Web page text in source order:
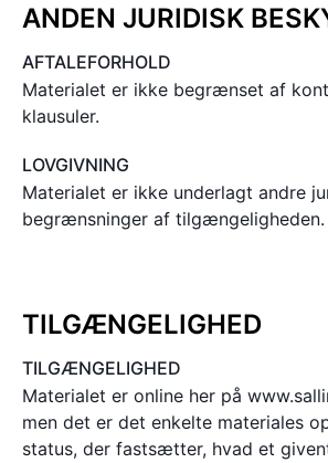
ANDEN JURIDISK
AFTALEFORHOLD
Materialet er ikke begrænset af
klausuler.
LOVGIVNING
Materialet er ikke underlagt andre
begrænsninger af tilgængeligheden.
TILGÆNGELIGHED
TILGÆNGELIGHED
Materialet er online her på
men det er det enkelte materiales
status, der fastsætter, hvad et